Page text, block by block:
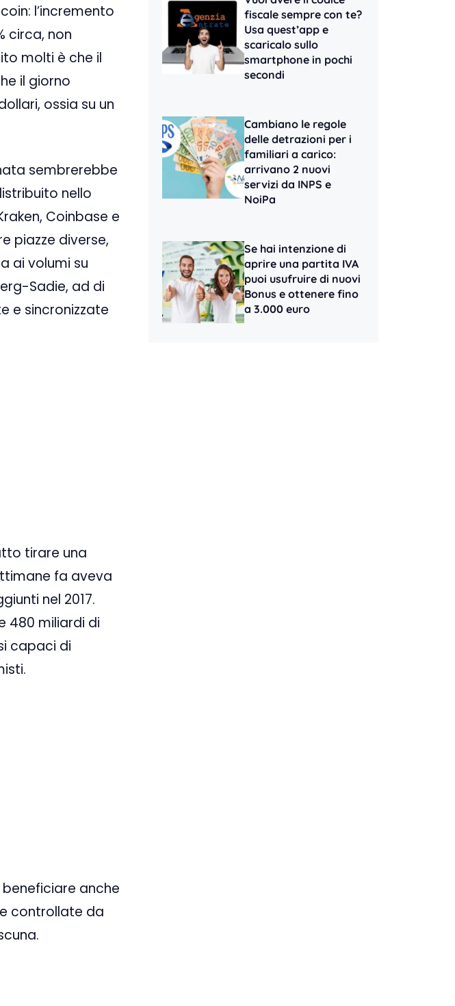
l’incremento
circa, non
molti è che il
il giorno
ossia su un
sembrerebbe
nello
Coinbase e
piazze diverse,
ai volumi su
Sadie, ad di
e sincronizzate
tirare una
fa aveva
nel 2017.
480 miliardi di
capaci di
anche
controllate da
fiscale sempre con te?
Usa quest’app e
scaricalo sullo
smartphone in pochi
secondi
Cambiano le regole
delle detrazioni per i
familiari a carico:
arrivano 2 nuovi
servizi da INPS e
NoiPa
Se hai intenzione di
aprire una partita IVA
puoi usufruire di nuovi
Bonus e ottenere fino
a 3.000 euro